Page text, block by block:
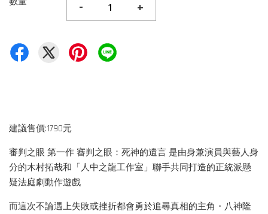
- +
建議售價:1790元
審判之眼 第一作 審判之眼：死神的遺言 是由身兼演員與藝人身
分的木村拓哉和「人中之龍工作室」聯手共同打造的正統派懸
疑法庭劇動作遊戲
而這次不論遇上失敗或挫折都會勇於追尋真相的主角・八神隆